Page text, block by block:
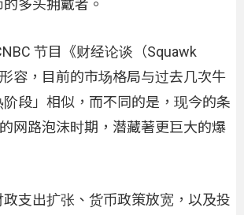
多头拥戴者。
节目《财经论谈（Squawk
容，目前的市场格局与过去几次牛
段」相似，而不同的是，现今的条
网路泡沫时期，潜藏著更巨大的爆
支出扩张、货币政策放宽，以及投